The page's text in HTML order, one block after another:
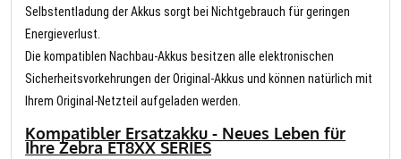
Selbstentladung der Akkus sorgt bei Nichtgebrauch für geringen
Energieverlust.
Die kompatiblen Nachbau-Akkus besitzen alle elektronischen
Sicherheitsvorkehrungen der Original-Akkus und können natürlich mit
Ihrem Original-Netzteil aufgeladen werden.
Kompatibler Ersatzakku - Neues Leben für
Ihre Zebra ET8XX SERIES